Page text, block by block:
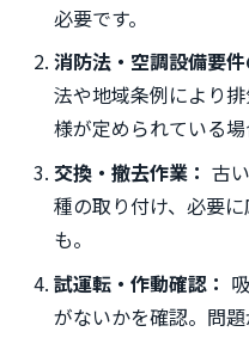
必要です。
消防法・空調設備要件
法や地域条例により
様が定められている場
交換・撤去作業： 古
種の取り付け、必要
も。
試運転・作動確認：
がないかを確認。問題